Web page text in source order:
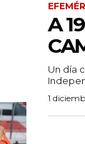
A
Un día
1